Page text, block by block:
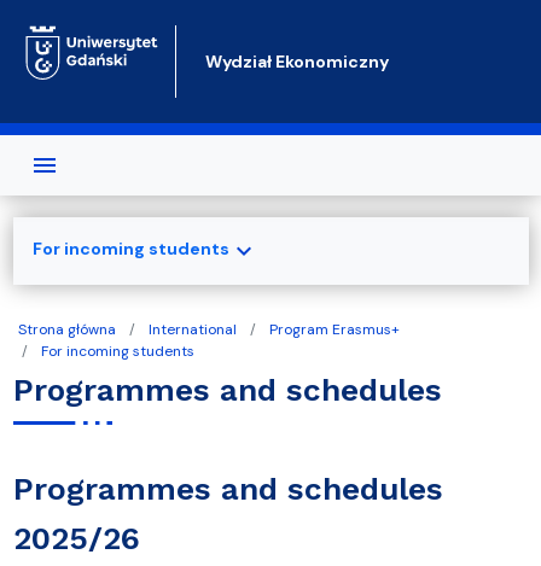
Wydział Ekonomiczny
Strona główna International
Program Erasmus+
For incoming students
Programmes and schedules
Programmes and schedules
2025/26
For incoming students expand_more